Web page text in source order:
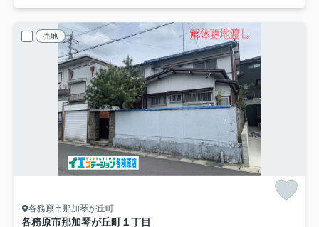
売地
各務原市那加琴が丘町
各務原市那加琴が丘町１丁目